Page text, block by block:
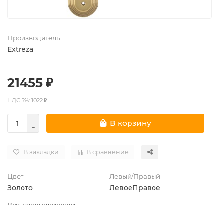
Производитель
Extreza
21455 ₽
НДС 5%: 1022 ₽
В корзину
В закладки В сравнение
Цвет
Золото
Левый/Правый
ЛевоеПравое